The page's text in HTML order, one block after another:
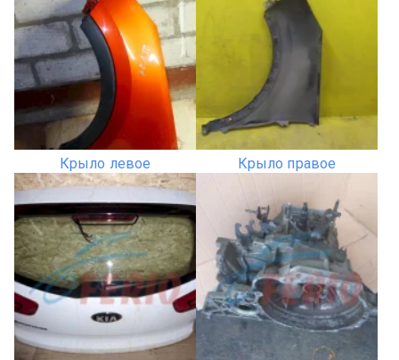
Крыло левое Крыло правое